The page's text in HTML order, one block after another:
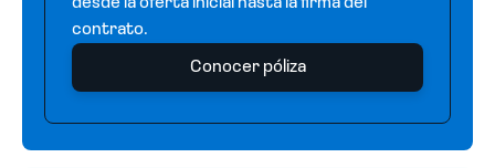
contrato.
Conocer póliza